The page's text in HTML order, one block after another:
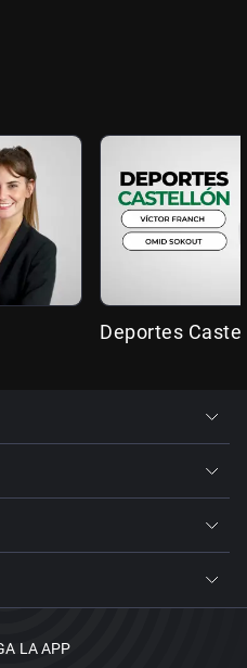
Deportes
LA APP